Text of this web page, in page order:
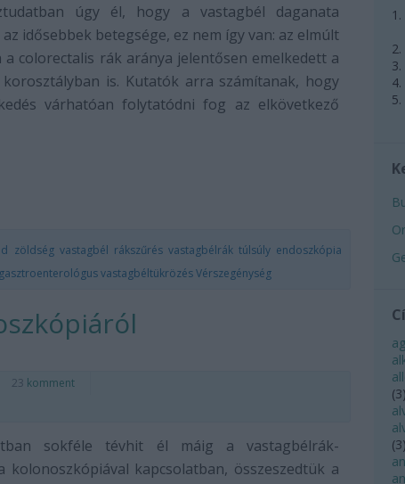
úgy él, hogy a vastagbél daganata
idősebbek betegsége, ez nem így van: az elmúlt
a colorectalis rák aránya jelentősen emelkedett a
korosztályban is. Kutatók arra számítanak, hogy
várhatóan folytatódni fog az elkövetkező
zöldség vastagbél rákszűrés vastagbélrák túlsúly endoszkópia
gasztroenterológusvastagbéltükrözésVérszegénység
23 komment
sokféle tévhit él máig a vastagbélrák-
kolonoszkópiával kapcsolatban, összeszedtük a
(3)
(3)